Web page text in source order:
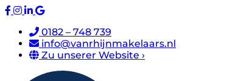
0182 – 748 739
info@vanrhijnmakelaars.nl
Zu unserer Website ›